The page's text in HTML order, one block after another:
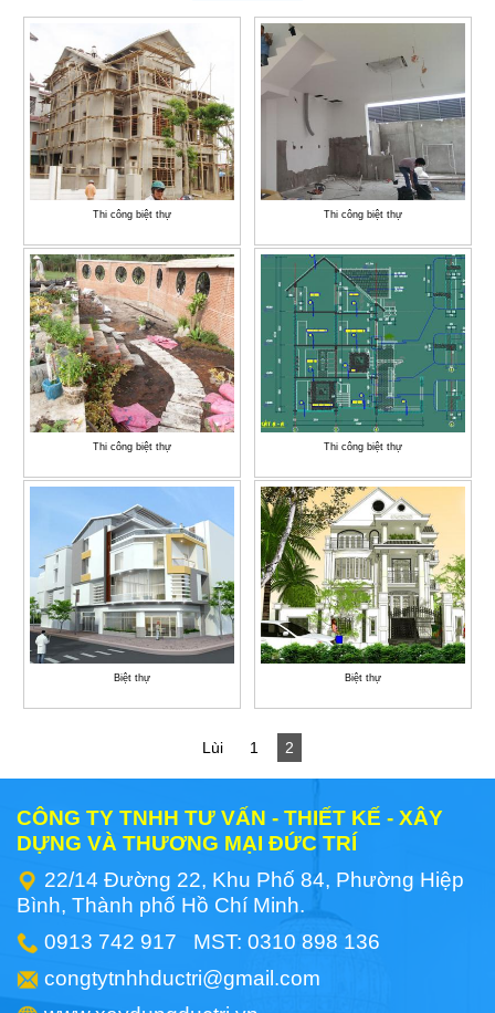
Thi công biệt thự
Thi công biệt thự
Biệt thự
Thi công biệt thự
Thi công biệt thự
Biệt thự
Lùi 1 2
CÔNG TY TNHH TƯ VẤN - THIẾT KẾ - XÂY
DỰNG VÀ THƯƠNG MẠI ĐỨC TRÍ
22/14 Đường 22, Khu Phố 84, Phường Hiệp
Bình, Thành phố Hồ Chí Minh.
0913 742 917 MST: 0310 898 136
congtytnhhductri@gmail.com